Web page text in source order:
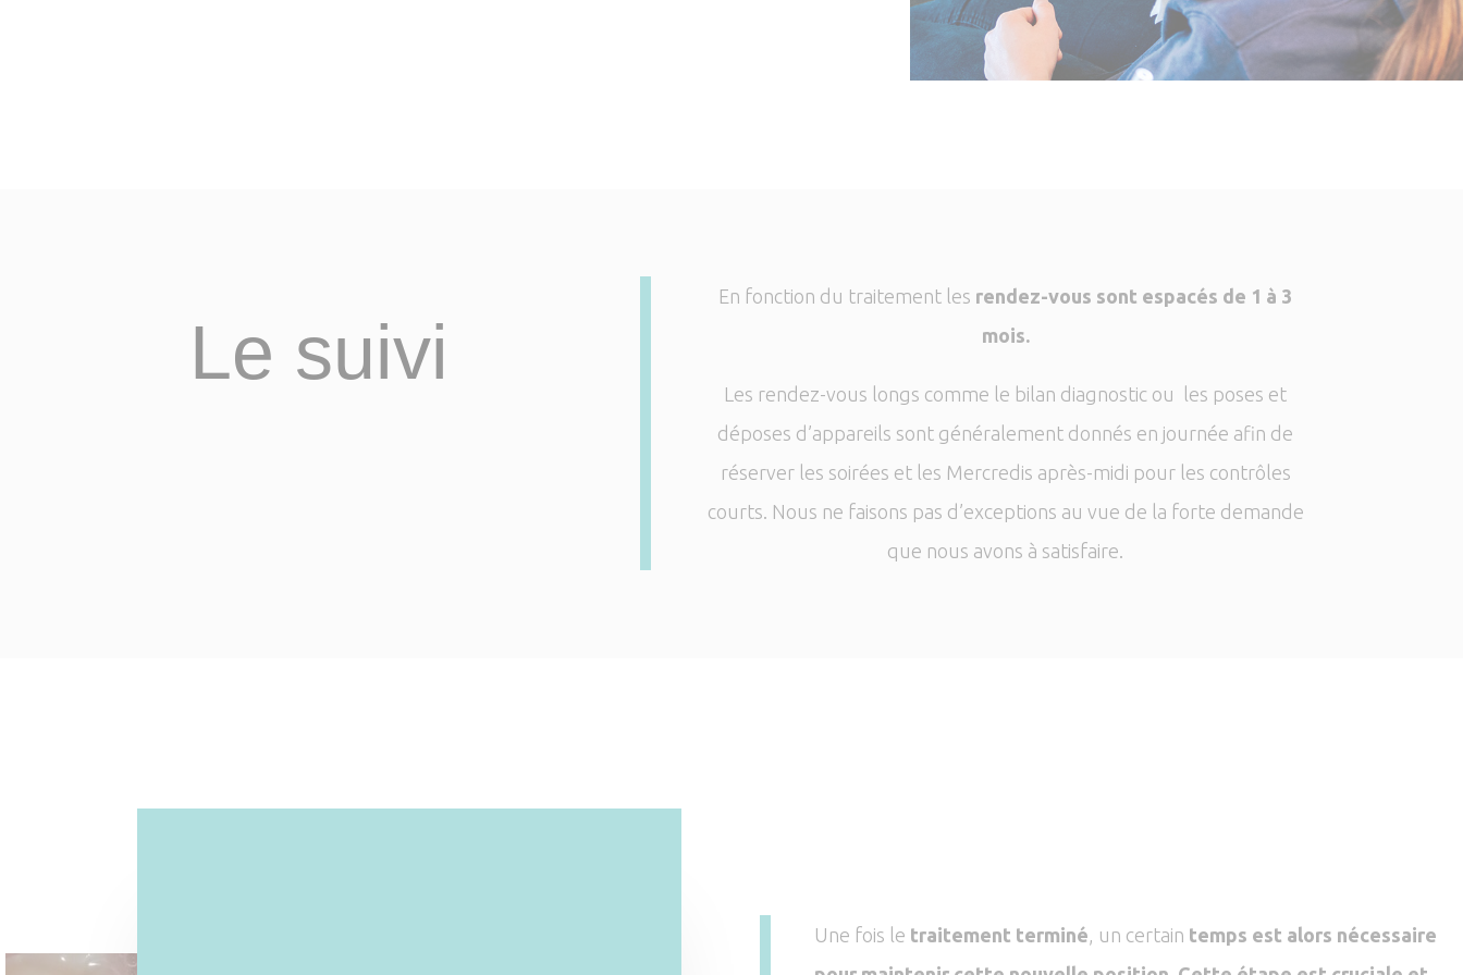
Le suivi
En fonction du traitement les rendez-vous sont espacés de 1 à 3
mois.
Les rendez-vous longs comme le bilan diagnostic ou les poses et
déposes d’appareils sont généralement donnés en journée afin de
réserver les soirées et les Mercredis après-midi pour les contrôles
courts. Nous ne faisons pas d’exceptions au vue de la forte demande
que nous avons à satisfaire.
Une fois le traitement terminé, un certain temps est alors nécessaire